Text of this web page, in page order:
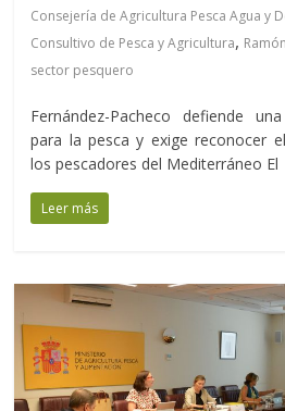
Consejería de Agricultura Pesca Agua y
Consultivo de Pesca y Agricultura,
sector pesquero
Fernández-Pacheco defiende
para la pesca y exige reconocer
los pescadores del Mediterráneo El
Leer más